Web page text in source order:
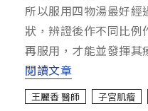
所以服用四物湯最好經
狀，辨證後作不同比例
再服用，才能並發揮其
閱讀文章
王麗香 醫師 子宮肌瘤